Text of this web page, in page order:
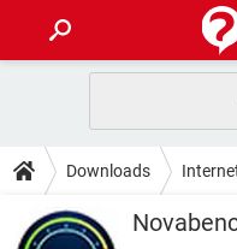
CELULAR
OUTLOOK
DICAS
JOGOS
CELULAR
DOWNLOADS
Downloads